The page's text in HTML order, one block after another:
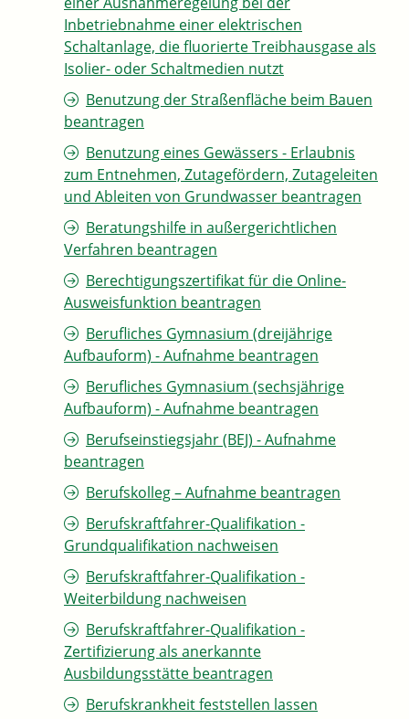
Inbetriebnahme einer elektrischen
Schaltanlage, die fluorierte Treibhausgase als
Isolier- oder Schaltmedien nutzt
Benutzung der Straßenfläche beim Bauen
beantragen
Benutzung eines Gewässers - Erlaubnis
zum Entnehmen, Zutagefördern, Zutageleiten
und Ableiten von Grundwasser beantragen
Beratungshilfe in außergerichtlichen
Verfahren beantragen
Berechtigungszertifikat für die Online-
Ausweisfunktion beantragen
Berufliches Gymnasium (dreijährige
Aufbauform) - Aufnahme beantragen
Berufliches Gymnasium (sechsjährige
Aufbauform) - Aufnahme beantragen
Berufseinstiegsjahr (BEJ) - Aufnahme
beantragen
Berufskolleg – Aufnahme beantragen
Berufskraftfahrer-Qualifikation -
Grundqualifikation nachweisen
Berufskraftfahrer-Qualifikation -
Weiterbildung nachweisen
Berufskraftfahrer-Qualifikation -
Zertifizierung als anerkannte
Ausbildungsstätte beantragen
Berufskrankheit feststellen lassen